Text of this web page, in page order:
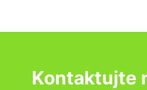
Kontaktujte